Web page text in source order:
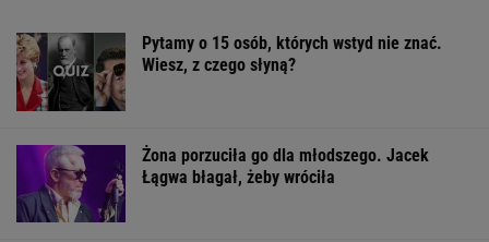
Pytamy o 15 osób, których wstyd nie znać.
Wiesz, z czego słyną?
Żona porzuciła go dla młodszego. Jacek
Łągwa błagał, żeby wróciła